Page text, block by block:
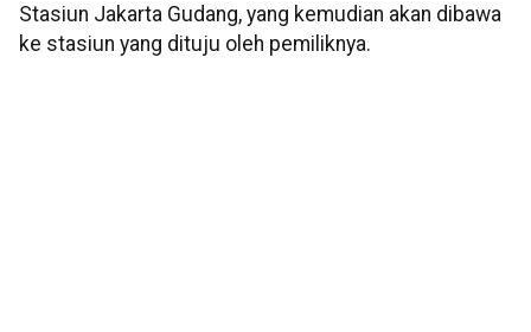
Stasiun Jakarta Gudang, yang kemudian akan dibawa
ke stasiun yang dituju oleh pemiliknya.